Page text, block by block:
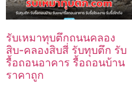
รับเหมาทุบตึกถนนคลอง
สิบ-คลองสิบสี่ รับทุบตึก รับ
รื้อถอนอาคาร รื้อถอนบ้าน
ราคาถูก